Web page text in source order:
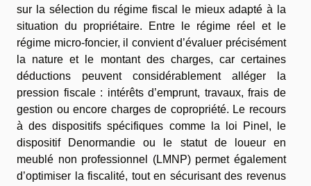
sur la sélection du régime fiscal le mieux adapté à la
situation du propriétaire. Entre le régime réel et le
régime micro-foncier, il convient d’évaluer précisément
la nature et le montant des charges, car certaines
déductions peuvent considérablement alléger la
pression fiscale : intérêts d’emprunt, travaux, frais de
gestion ou encore charges de copropriété. Le recours
à des dispositifs spécifiques comme la loi Pinel, le
dispositif Denormandie ou le statut de loueur en
meublé non professionnel (LMNP) permet également
d’optimiser la fiscalité, tout en sécurisant des revenus